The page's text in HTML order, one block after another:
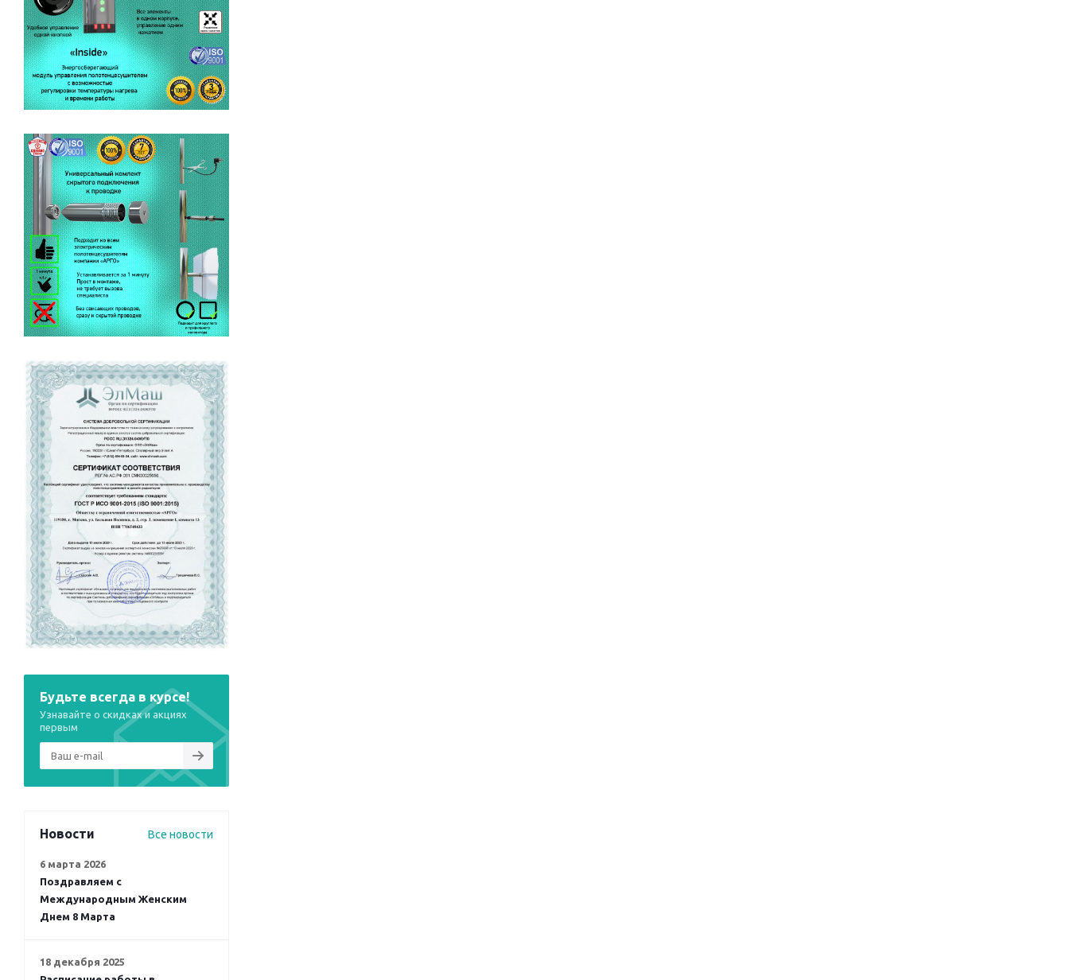
Будьте всегда в курсе!
Узнавайте о скидках и акциях
первым
Новости Все новости
6 марта 2026
Поздравляем с
Международным Женским
Днем 8 Марта
18 декабря 2025